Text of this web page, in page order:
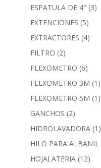
ESPATULA DE 4" (3)
EXTENCIONES (5)
EXTRACTORES (4)
FILTRO (2)
FLEXOMETRO (6)
FLEXOMETRO 3M (1)
FLEXOMETRO 5M (1)
GANCHOS (2)
HIDROLAVADORA (1)
HILO PARA ALBAÑIL
HOJALATERIA (12)